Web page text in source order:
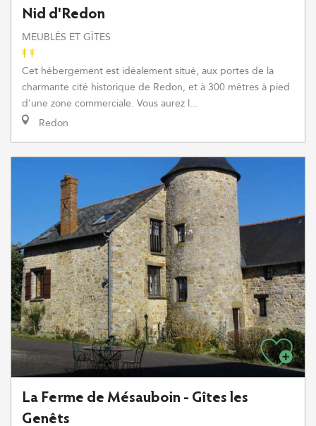
Nid d'Redon
MEUBLÉS ET GÎTES
Cet hébergement est idéalement situé, aux portes de la
charmante cité historique de Redon, et à 300 mètres à pied
d'une zone commerciale. Vous aurez l...
Redon
La Ferme de Mésauboin - Gîtes les
Genêts